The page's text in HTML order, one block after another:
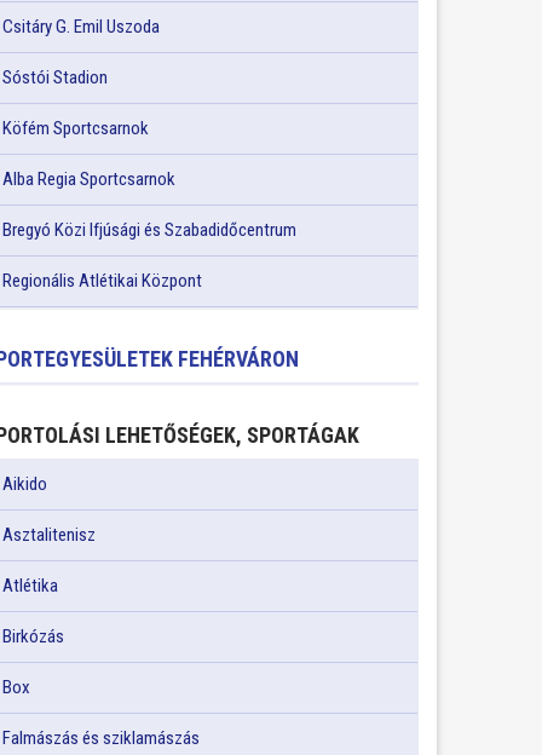
Csitáry G. Emil Uszoda
Sóstói Stadion
Köfém Sportcsarnok
Alba Regia Sportcsarnok
Bregyó Közi Ifjúsági és Szabadidőcentrum
Regionális Atlétikai Központ
FEHÉRVÁRON
LEHETŐSÉGEK, SPORTÁGAK
Aikido
Asztalitenisz
Atlétika
Birkózás
Box
Falmászás és sziklamászás